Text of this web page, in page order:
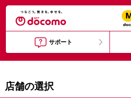
サポート
店舗の選択